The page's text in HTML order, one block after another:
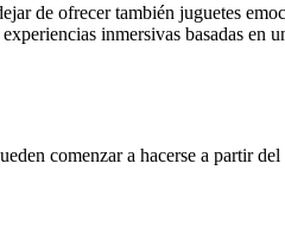
de ofrecer también juguetes
inmersivas basadas en
comenzar a hacerse a partir